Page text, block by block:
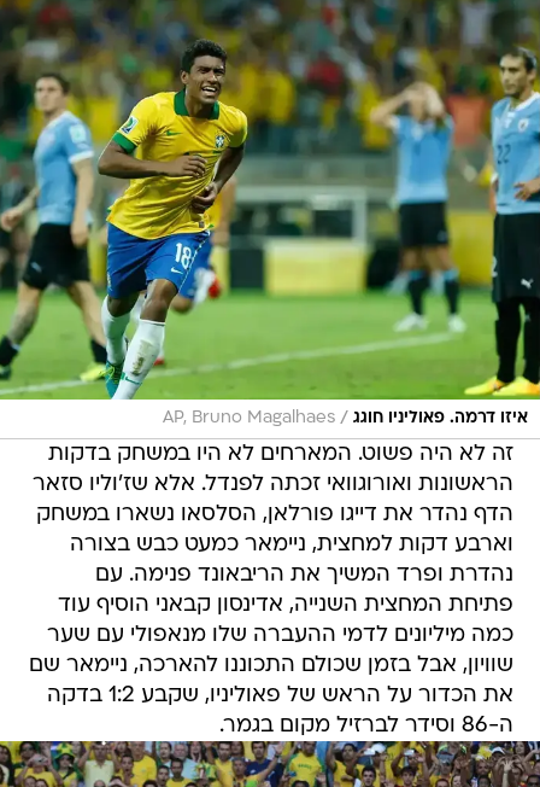
איזו דרמה. פאוליניו חוגג /
AP, Bruno Magalhaes
זה לא היה פשוט. המארחים לא היו במשחק בדקות
הראשונות ואורוגוואי זכתה לפנדל. אלא שז'וליו סזאר
הדף נהדר את דייגו פורלאן, הסלסאו נשארו במשחק
וארבע דקות למחצית, ניימאר כמעט כבש בצורה
נהדרת ופרד המשיך את הריבאונד פנימה. עם
פתיחת המחצית השנייה, אדינסון קבאני הוסיף עוד
כמה מיליונים לדמי ההעברה שלו מנאפולי עם שער
שוויון, אבל בזמן שכולם התכוננו להארכה, ניימאר שם
את הכדור על הראש של פאוליניו, שקבע 1:2 בדקה
ה-86 וסידר לברזיל מקום בגמר.